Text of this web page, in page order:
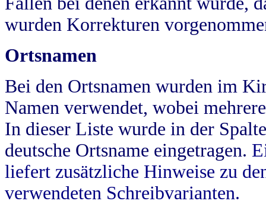
wurden Korrekturen
Ortsnamen
Bei den Ortsnamen wurden im
Namen verwendet, wobei
In dieser Liste wurde in der
deutsche Ortsname eingetragen.
liefert zusätzliche Hinweise zu
verwendeten Schreibvarianten.